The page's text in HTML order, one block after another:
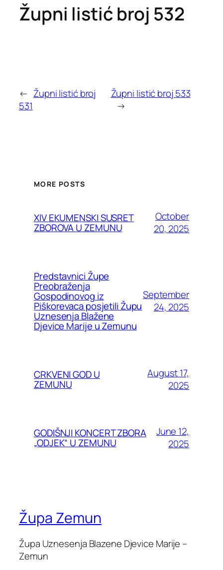
Župni listić broj 532
← Župni listić broj
531
Župni listić broj 533
→
MORE POSTS
XIV EKUMENSKI SUSRET
ZBOROVA U ZEMUNU
October
20, 2025
Predstavnici Župe
Preobraženja
Gospodinovog iz
Piškorevaca posjetili Župu
Uznesenja Blažene
Djevice Marije u Zemunu
September
24, 2025
CRKVENI GOD U
ZEMUNU
August 17,
2025
GODIŠNJI KONCERT ZBORA
„ODJEK“ U ZEMUNU
June 12,
2025
Župa Zemun
Župa Uznesenja Blazene Djevice Marije –
Zemun